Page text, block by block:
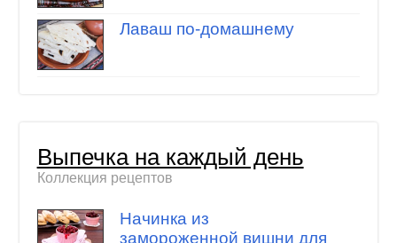
Лаваш по-домашнему
Выпечка на каждый день
Коллекция рецептов
Начинка из
замороженной вишни для